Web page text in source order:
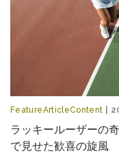
FeatureArticleContent |
ラッキールーザーの
で見せた歓喜の旋風